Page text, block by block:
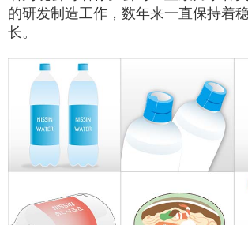
的研发制造工作，数年来一直保持着
长。